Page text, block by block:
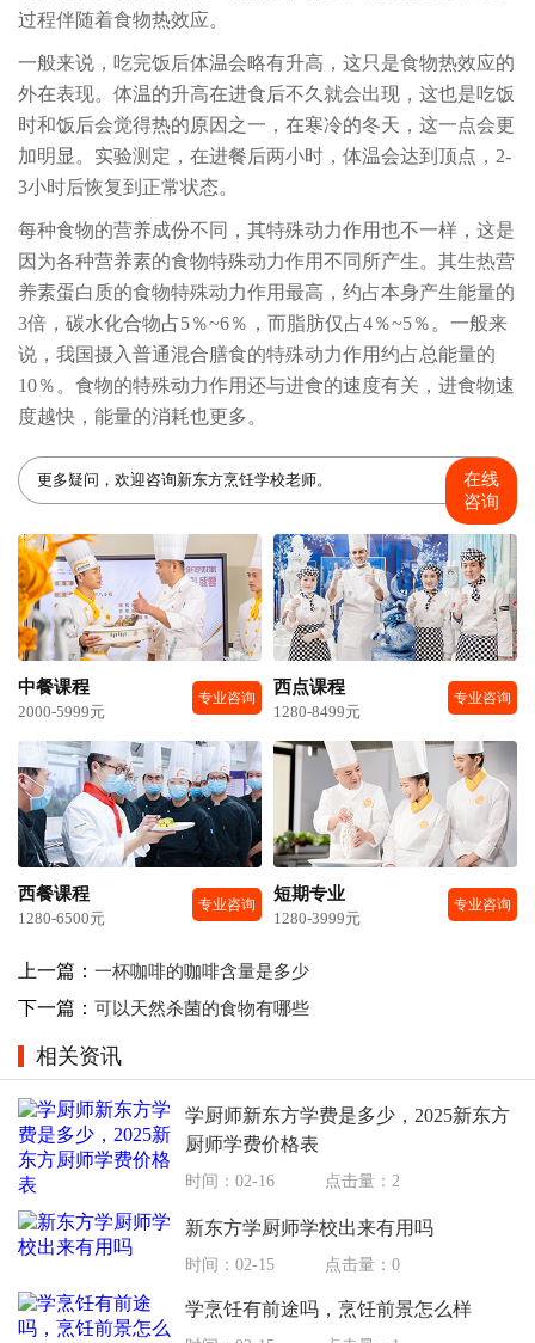
过程伴随着食物热效应。
一般来说，吃完饭后体温会略有升高，这只是食物热效应的
外在表现。体温的升高在进食后不久就会出现，这也是吃饭
时和饭后会觉得热的原因之一，在寒冷的冬天，这一点会更
加明显。实验测定，在进餐后两小时，体温会达到顶点，2-
3小时后恢复到正常状态。
每种食物的营养成份不同，其特殊动力作用也不一样，这是
因为各种营养素的食物特殊动力作用不同所产生。其生热营
养素蛋白质的食物特殊动力作用最高，约占本身产生能量的
3倍，碳水化合物占5％~6％，而脂肪仅占4％~5％。一般来
说，我国摄入普通混合膳食的特殊动力作用约占总能量的
10％。食物的特殊动力作用还与进食的速度有关，进食物速
度越快，能量的消耗也更多。
更多疑问，欢迎咨询新东方烹饪学校老师。
在线
咨询
中餐课程
2000-5999元
专业咨询
西点课程
1280-8499元
专业咨询
西餐课程
1280-6500元
专业咨询
短期专业
1280-3999元
专业咨询
上一篇： 一杯咖啡的咖啡含量是多少
下一篇： 可以天然杀菌的食物有哪些
相关资讯
学厨师新东方学费是多少，2025新东方
厨师学费价格表
时间：02-16 点击量：2
新东方学厨师学校出来有用吗
时间：02-15 点击量：0
学烹饪有前途吗，烹饪前景怎么样